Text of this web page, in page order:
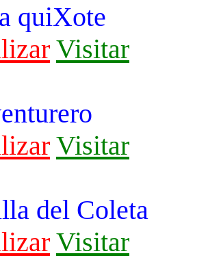
quiXote
Visitar
Visitar
del Coleta
Visitar